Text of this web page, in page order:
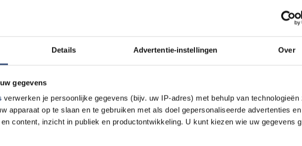
Details Advertentie-instellingen Over
gegevens
verwerken je persoonlijke gegevens (bijv. uw IP-adres) met behulp van technologieën
apparaat op te slaan en te gebruiken met als doel gepersonaliseerde advertenties
content, inzicht in publiek en productontwikkeling. U kunt kiezen wie uw gegevens
met Peuters. Deze cursus is bedoeld voor kinderen van 1 tot en
een speelse en toegankelijke manier om kennis te maken met muziek.
Overflakkee aan de Schoolstraat 9a.
lessen omvat, draait om het samen maken van muziek, dansen en
leren ritmes herkennen, melodieën zingen en toonhoogtes
draagt de cursus bij aan de taalontwikkeling van de peuters,